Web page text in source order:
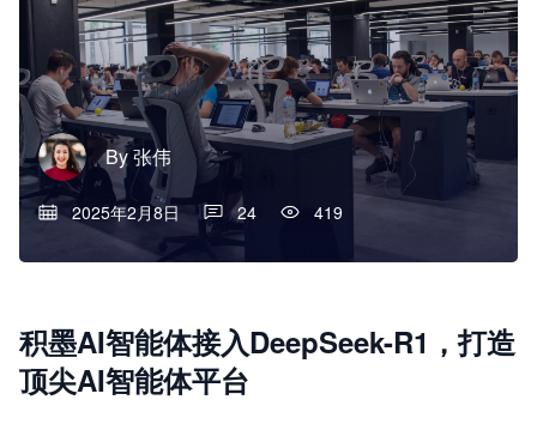
By张伟
2025年2月8日 24 419
积墨AI智能体接入DeepSeek-R1，打造
顶尖AI智能体平台